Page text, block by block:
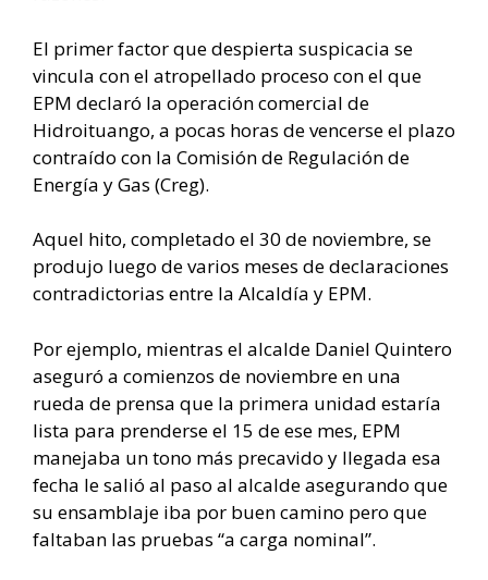
El primer factor que despierta suspicacia se
vincula con el atropellado proceso con el que
EPM declaró la operación comercial de
Hidroituango, a pocas horas de vencerse el plazo
contraído con la Comisión de Regulación de
Energía y Gas (Creg).
Aquel hito, completado el 30 de noviembre, se
produjo luego de varios meses de declaraciones
contradictorias entre la Alcaldía y EPM.
Por ejemplo, mientras el alcalde Daniel Quintero
aseguró a comienzos de noviembre en una
rueda de prensa que la primera unidad estaría
lista para prenderse el 15 de ese mes, EPM
manejaba un tono más precavido y llegada esa
fecha le salió al paso al alcalde asegurando que
su ensamblaje iba por buen camino pero que
faltaban las pruebas “a carga nominal”.